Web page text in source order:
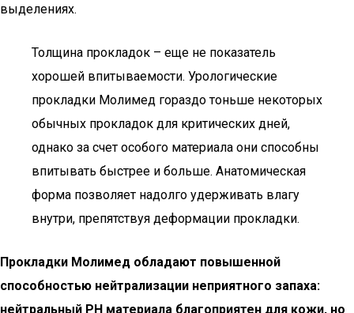
выделениях.
Толщина прокладок – еще не показатель
хорошей впитываемости. Урологические
прокладки Молимед гораздо тоньше некоторых
обычных прокладок для критических дней,
однако за счет особого материала они способны
впитывать быстрее и больше. Анатомическая
форма позволяет надолго удерживать влагу
внутри, препятствуя деформации прокладки.
Прокладки Молимед обладают повышенной
способностью нейтрализации неприятного запаха:
нейтральный PH материала благоприятен для кожи, но